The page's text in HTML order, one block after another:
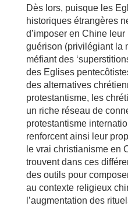
Dès lors, puisque les
historiques étrangères
d’imposer en Chine
guérison (privilégiant la
méfiant des
des Eglises
des alternatives
protestantisme, les
un riche réseau de
protestantisme
renforcent ainsi leur
le vrai christianisme en
trouvent dans ces
des outils pour
au contexte religieux
l’augmentation des